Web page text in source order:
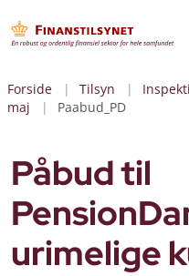
Forside Tilsyn
maj
Paabud_PD
Påbud til
urimelige